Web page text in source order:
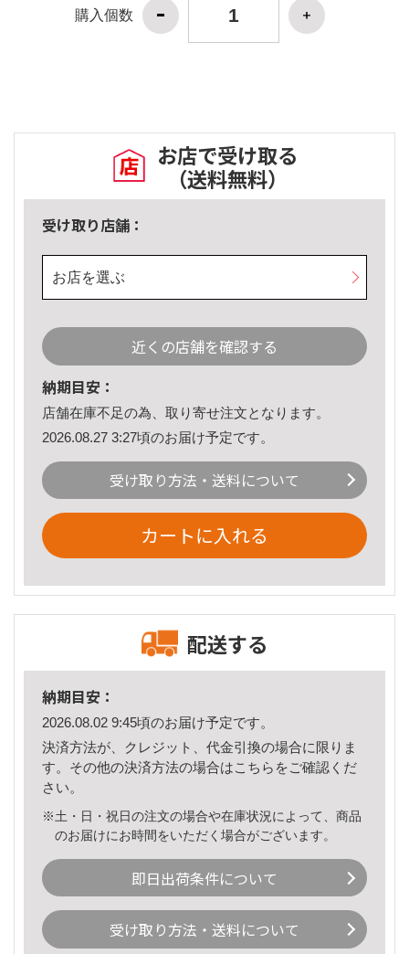
購入個数
お店で受け取る
（送料無料）
受け取り店舗：
お店を選ぶ
近くの店舗を確認する
納期目安：
店舗在庫不足の為、取り寄せ注文となります。
2026.08.27 3:27頃のお届け予定です。
受け取り方法・送料について
カートに入れる
配送する
納期目安：
2026.08.02 9:45頃のお届け予定です。
決済方法が、クレジット、代金引換の場合に限りま
す。その他の決済方法の場合はこちら をご確認くだ
さい。
※土・日・祝日の注文の場合や在庫状況によって、商品
のお届けにお時間をいただく場合がございます。
即日出荷条件について
受け取り方法・送料について